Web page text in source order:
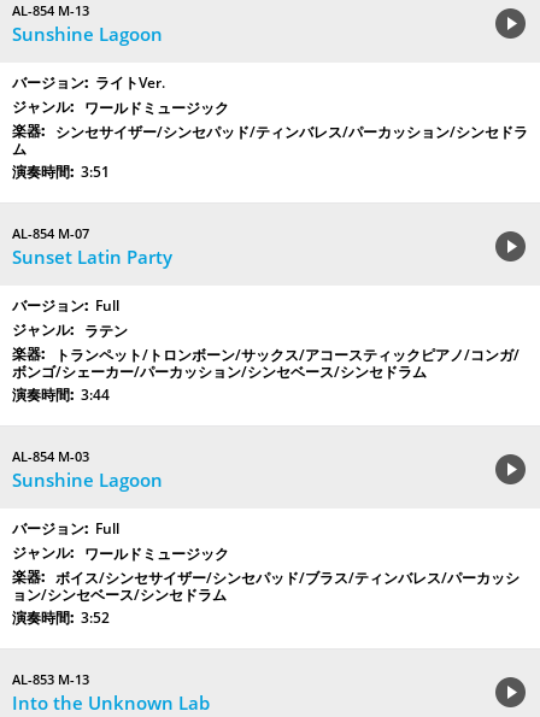
AL-854 M-13
Sunshine Lagoon
ライトVer.
ワールドミュージック
シンセサイザー/シンセパッド/ティンバレス/パーカッション/シンセドラ
ム
3:51
AL-854 M-07
Sunset Latin Party
Full
ラテン
トランペット/トロンボーン/サックス/アコースティックピアノ/コンガ/
ボンゴ/シェーカー/パーカッション/シンセベース/シンセドラム
3:44
AL-854 M-03
Sunshine Lagoon
Full
ワールドミュージック
ボイス/シンセサイザー/シンセパッド/ブラス/ティンバレス/パーカッシ
ョン/シンセベース/シンセドラム
3:52
AL-853 M-13
Into the Unknown Lab